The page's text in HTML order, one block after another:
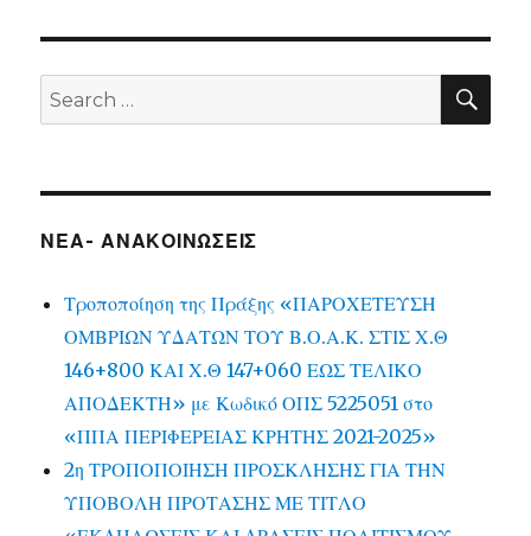
Search
for:
ΝΕΑ- ΑΝΑΚΟΙΝΩΣΕΙΣ
Τροποποίηση της Πράξης «ΠΑΡΟΧΕΤΕΥΣΗ
ΟΜΒΡΙΩΝ ΥΔΑΤΩΝ ΤΟΥ Β.Ο.Α.Κ. ΣΤΙΣ Χ.Θ
146+800 ΚΑΙ Χ.Θ 147+060 ΕΩΣ ΤΕΛΙΚΟ
ΑΠΟΔΕΚΤΗ» με Κωδικό ΟΠΣ 5225051 στο
«ΠΠΑ ΠΕΡΙΦΕΡΕΙΑΣ ΚΡΗΤΗΣ 2021-2025»
2η ΤΡΟΠΟΠΟΙΗΣΗ ΠΡΟΣΚΛΗΣΗΣ ΓΙΑ ΤΗΝ
ΥΠΟΒΟΛΗ ΠΡΟΤΑΣΗΣ ΜΕ ΤΙΤΛΟ